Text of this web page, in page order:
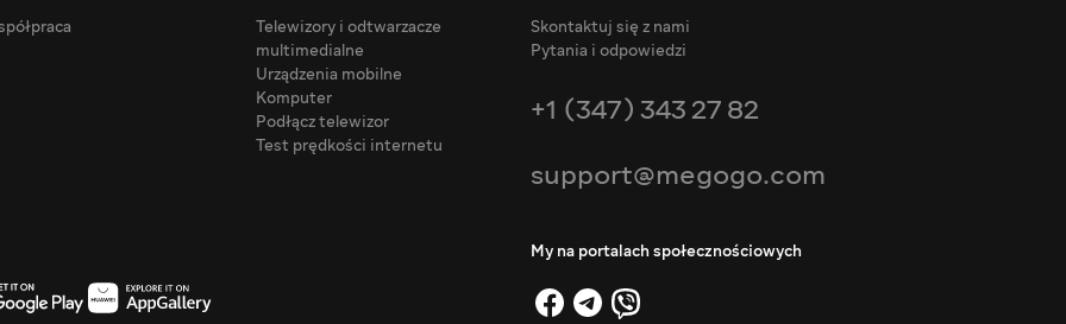
Telewizory i odtwarzacze
multimedialne
Urządzenia mobilne
Komputer
Podłącz telewizor
Test prędkości internetu
Skontaktuj się z nami
Pytania i odpowiedzi
+1 (347) 343 27 82
support@megogo.com
My na portalach społecznościowych